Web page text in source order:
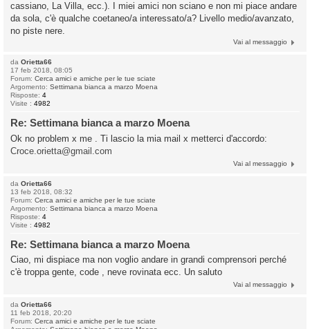
cassiano, La Villa, ecc.). I miei amici non sciano e non mi piace andare
da sola, c'è qualche coetaneo/a interessato/a? Livello medio/avanzato,
no piste nere.
Vai al messaggio
da Orietta66
17 feb 2018, 08:05
Forum: Cerca amici e amiche per le tue sciate
Argomento: Settimana bianca a marzo Moena
Risposte: 4
Visite : 4982
Re: Settimana bianca a marzo Moena
Ok no problem x me . Ti lascio la mia mail x metterci d'accordo:
Croce.orietta@gmail.com
Vai al messaggio
da Orietta66
13 feb 2018, 08:32
Forum: Cerca amici e amiche per le tue sciate
Argomento: Settimana bianca a marzo Moena
Risposte: 4
Visite : 4982
Re: Settimana bianca a marzo Moena
Ciao, mi dispiace ma non voglio andare in grandi comprensori perché
c'è troppa gente, code , neve rovinata ecc. Un saluto
Vai al messaggio
da Orietta66
11 feb 2018, 20:20
Forum: Cerca amici e amiche per le tue sciate